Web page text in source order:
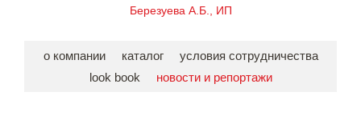
Березуева А.Б., ИП
о компании каталог
условия сотрудничества
look book
новости и репортажи